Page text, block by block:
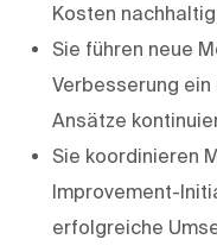
Kosten
Sie führen neue
Verbesserung
Ansätze
Sie koordinieren
Improvement-
erfolgreiche